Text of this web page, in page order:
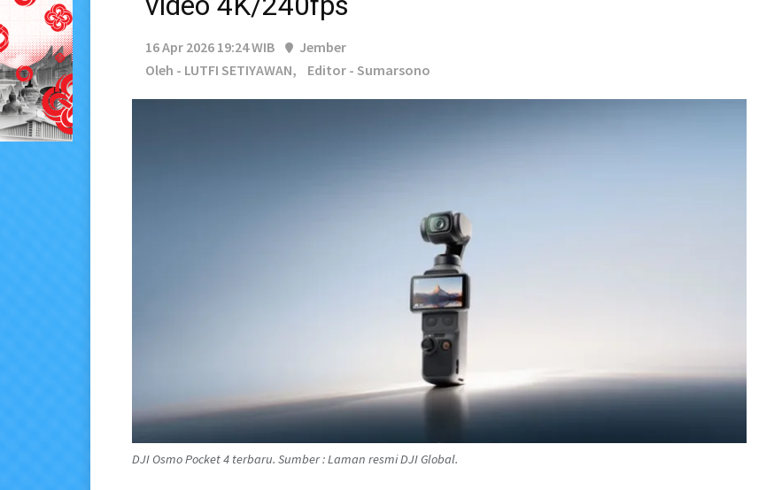
16 Apr 2026 19:24 WIB
Jember
Oleh - LUTFI SETIYAWAN,
Editor - Sumarsono
DJI Osmo Pocket 4 terbaru. Sumber : Laman resmi DJI Global.